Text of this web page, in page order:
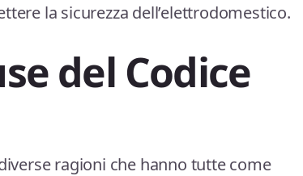
la sicurezza dell’elettrodomestico.
del Codice
ragioni che hanno tutte come